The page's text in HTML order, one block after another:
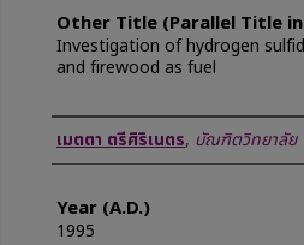
Other Title (Parallel Title
Investigation of hydrogen
and firewood as fuel
Author
เมตตา ตรีศิริเนตร, บัณฑิตวิทยาลัย
Year (A.D.)
1995